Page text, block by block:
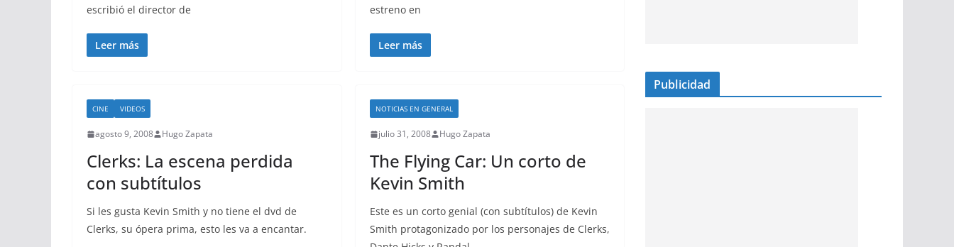
escribió el director de
Leer más
estreno en
Leer más
CINE VIDEOS
agosto 9, 2008 Hugo Zapata
Clerks: La escena perdida
con subtítulos
Si les gusta Kevin Smith y no tiene el dvd de
Clerks, su ópera prima, esto les va a encantar.
NOTICIAS EN GENERAL
julio 31, 2008 Hugo Zapata
The Flying Car: Un corto de
Kevin Smith
Este es un corto genial (con subtítulos) de Kevin
Smith protagonizado por los personajes de Clerks,
Publicidad